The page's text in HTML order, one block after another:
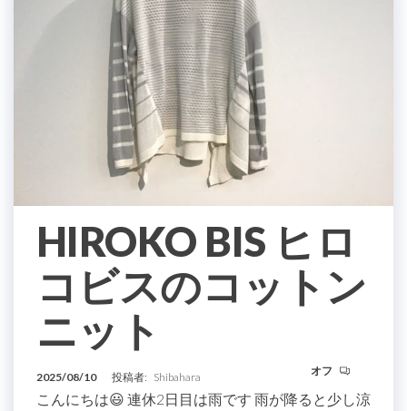
HIROKO BIS ヒロ
コビスのコットン
ニット
2025/08/10 投稿者: Shibahara オフ
こんにちは😃 連休2日目は雨です 雨が降ると少し涼